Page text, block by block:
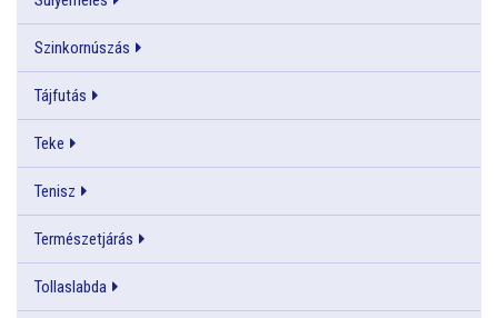
Szinkornúszás
Tájfutás
Teke
Tenisz
Természetjárás
Tollaslabda